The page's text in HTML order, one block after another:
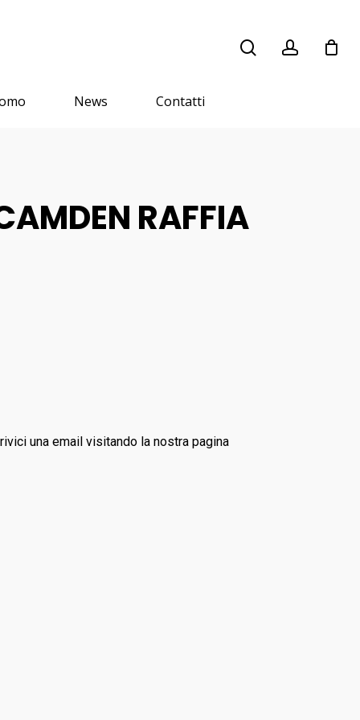
News Contatti
RAFFIA
una email visitando la nostra pagina